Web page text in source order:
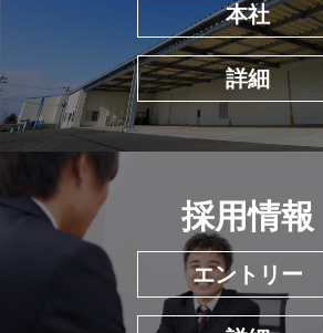
本社
詳細
採用情報
エントリー